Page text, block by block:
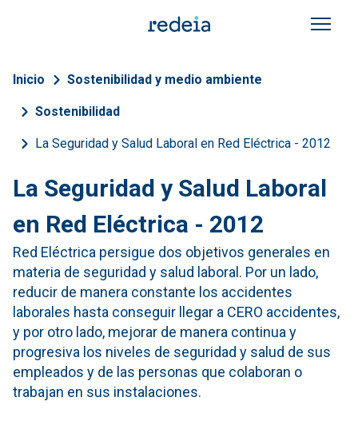
Sobrescribir enlaces de
Inicio Sostenibilidad y medio ambiente
Sostenibilidad
La Seguridad y Salud Laboral en Red Eléctrica - 2012
La Seguridad y Salud Laboral
en Red Eléctrica - 2012
Red Eléctrica persigue dos objetivos generales en
materia de seguridad y salud laboral. Por un lado,
reducir de manera constante los accidentes
laborales hasta conseguir llegar a CERO accidentes,
y por otro lado, mejorar de manera continua y
progresiva los niveles de seguridad y salud de sus
empleados y de las personas que colaboran o
trabajan en sus instalaciones.